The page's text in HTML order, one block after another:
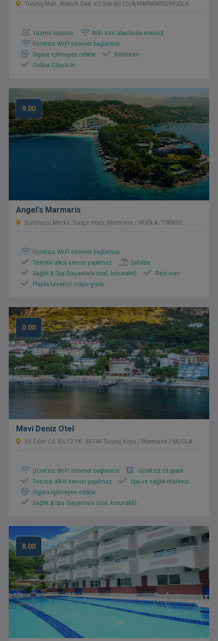
Turunç Mah. Atatürk Cad. 65.sok No:10/A MARMARİS/MUĞLA
Yüzme Havuzu
WiFi tüm alanlarda mevcut
Ücretsiz Wi-Fi internet bağlantısı
Sigara içilmeyen odalar
Restoran
Online Check-in
9.00
Angel's Marmaris
Burunucu Mevkii, Turgut Köyü, Marmaris / MUĞLA, TÜRKİYE
Ücretsiz Wi-Fi internet bağlantısı
Tesiste alkol servisi yapılmaz
Sahilde
Sağlık & Spa (bayanlara özel, korunaklı)
Restoran
Plajda tesettür mayo giyilir.
0.00
Mavi Deniz Otel
60 Evler Cd. No:12 PK: 48740 Turunç Koyu / Marmaris / MUĞLA
Ücretsiz Wi-Fi internet bağlantısı
Ücretsiz Otopark
Tesiste alkol servisi yapılmaz
Spa ve sağlık merkezi
Sigara içilmeyen odalar
Sağlık & Spa (bayanlara özel, korunaklı)
8.00